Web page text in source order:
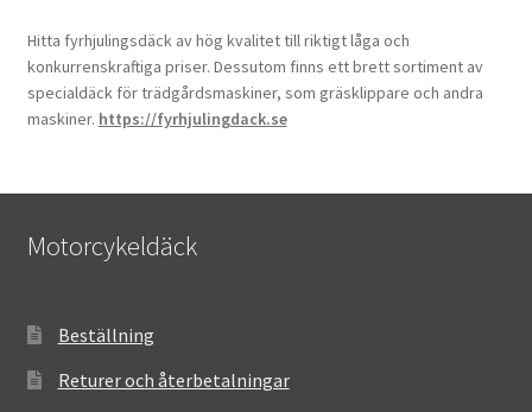
Hitta fyrhjulingsdäck av hög kvalitet till riktigt låga och
konkurrenskraftiga priser. Dessutom finns ett brett sortiment av
specialdäck för trädgårdsmaskiner, som gräsklippare och andra
maskiner. https://fyrhjulingdack.se
Motorcykeldäck
Beställning
Returer och återbetalningar